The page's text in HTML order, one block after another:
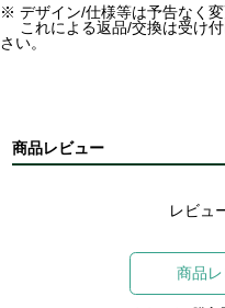
※ デザイン/仕様等は予告なく変
これによる返品/交換は受け
さい。
商品レビュー
レビュ
商品レ